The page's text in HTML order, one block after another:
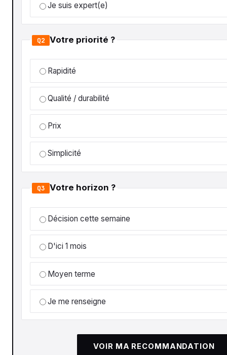
Je suis expert(e)
Q2 Votre priorité ?
Rapidité
Qualité / durabilité
Prix
Simplicité
Q3 Votre horizon ?
Décision cette semaine
D'ici 1 mois
Moyen terme
Je me renseigne
VOIR MA RECOMMANDATION